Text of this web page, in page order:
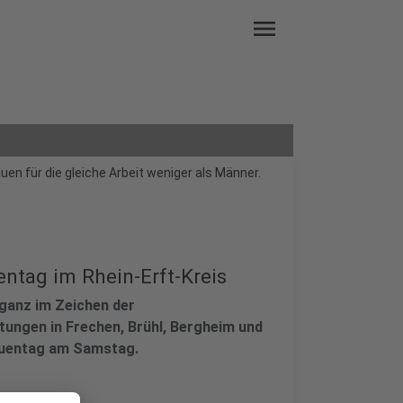
menu
für die gleiche Arbeit weniger als Männer.
im Rhein-Erft-Kreis
im Zeichen der
in Frechen, Brühl, Bergheim und
am Samstag.